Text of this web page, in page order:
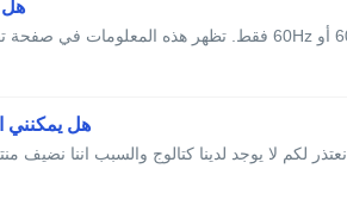
هل
هل يمكنني
نعتذر لكم لا يوجد لدينا كتالوج والسبب اننا